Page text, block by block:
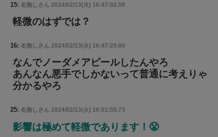
15: 名無しさん 2024/02/13(火) 16:47:02.59
軽微のはずでは？
16: 名無しさん 2024/02/13(火) 16:47:29.80
なんでノーダメアピールしたんやろ
あんなん悪手でしかないって普通に考えりゃ
分かるやろ
25: 名無しさん 2024/02/13(火) 16:51:59.73
影響は極めて軽微であります！😤